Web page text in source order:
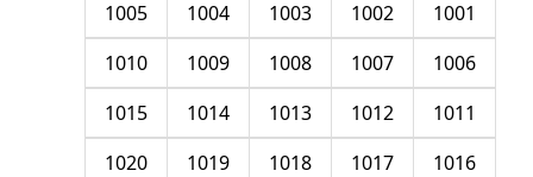
1001
1002
1003
1004
1005
1006
1007
1008
1009
1010
1011
1012
1013
1014
1015
1016
1017
1018
1019
1020